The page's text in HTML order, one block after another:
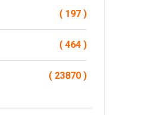
( 197 )
( 464 )
( 23870 )